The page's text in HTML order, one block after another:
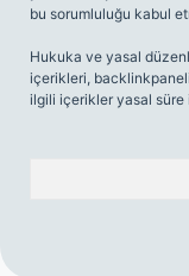
bu sorumluluğu kabul
Hukuka ve yasal
içerikleri,
ilgili içerikler yasal süre